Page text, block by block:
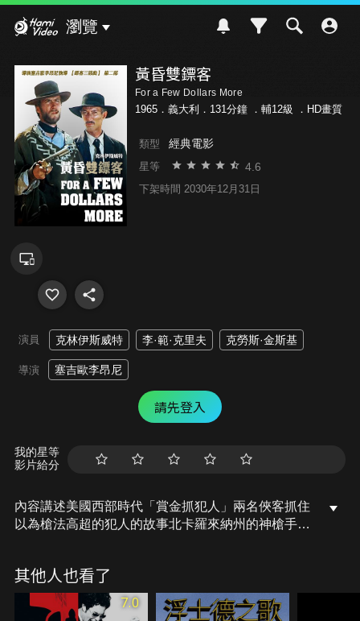
瀏覽
黃昏雙鏢客
For a Few Dollars More
1965．義大利．131分鐘 ． 輔12級 ．HD畫質
類型 經典電影
星等 4.6
下架時間 2030年12月31日
演員 克林伊斯威特 李·範·克里夫 克勞斯·金斯基
導演 塞吉歐李昂尼
請先登入
我的星等
影片給分
內容講述美國西部時代「賞金抓犯人」兩名俠客抓住
以為槍法高超的犯人的故事北卡羅來納州的神槍手莫
是提前前往。而印迪奧已經集結了一批不法之徒，打
算搶劫這家銀行。在調查和追蹤的過程中，上校遇到
了一名沒有名字的賞金獵人。後者純粹是為了金錢才
其他人也看了
7.0